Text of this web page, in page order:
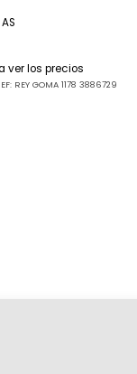
ver los precios
REY GOMA 1178 3886729